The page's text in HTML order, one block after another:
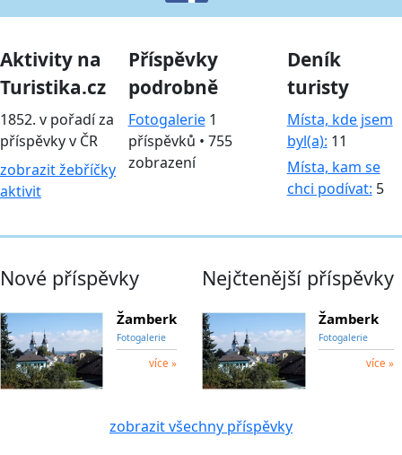
Aktivity na
Turistika.cz
1852. v pořadí za
příspěvky v ČR
zobrazit žebříčky
aktivit
Příspěvky
podrobně
Fotogalerie1
příspěvků • 755
zobrazení
Deník
turisty
Místa, kde jsem
byl(a): 11
Místa, kam se
chci podívat: 5
Nové příspěvky
Žamberk
Fotogalerie
více »
Nejčtenější příspěvky
Žamberk
Fotogalerie
více »
zobrazit všechny příspěvky